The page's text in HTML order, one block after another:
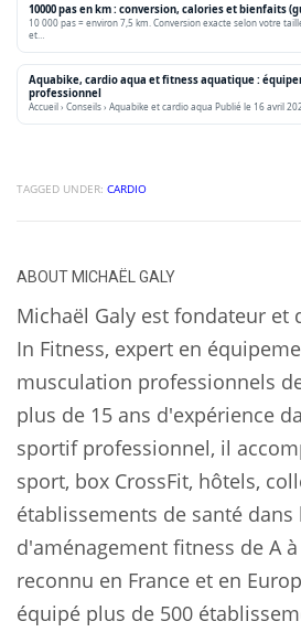
10000 pas en km : conversion, calories et bienfaits
10 000 pas = environ 7,5 km. Conversion exacte selon votre
et…
Aquabike, cardio aqua et fitness aquatique :
professionnel
Accueil › Conseils › Aquabike et cardio aqua Publié le 16 avril
TAGGED UNDER: CARDIO
ABOUT MICHAËL GALY
Michaël Galy est fondateur et
In Fitness, expert en
musculation professionnels
plus de 15 ans d'expérience
sportif professionnel, il
sport, box CrossFit, hôtels,
établissements de santé
d'aménagement fitness de A
reconnu en France et en
équipé plus de 500